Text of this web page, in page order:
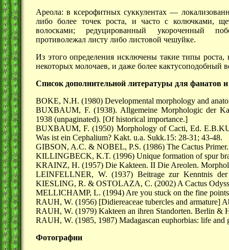
Ареола: в ксерофитных суккулентах —
либо более точек роста, и часто с колючками,
волосками; редуцированный укороченный
противолежал листу либо листовой чешуйке.
Из этого определения исключены такие типы
некоторых молочаев, и даже более кактусоподобный
Список дополнительной литературы для фанатов
BOKE, N.H. (1980) Developmental morphology and
BUXBAUM, F. (1938). Allgemeine Morphologic der
1938 (unpaginated). [Of historical importance.]
BUXBAUM, F. (1950) Morphology of Cacti, Ed.
Was ist ein Cephalium? Kakt. u.a. Sukk.15: 28-31; 43-48.
GIBSON, A.C. & NOBEL, P.S. (1986) The Cactus
KILLINGBECK, K.T. (1996) Unique formation of spur
KRAINZ, H. (1957) Die Kakteen. II Die Areolen.
LEINFELLNER, W. (1937) Beitrage zur Kenntnis der
KIESLING, R. & OSTOLAZA, C. (2002) A Cactus
MELLICHAMP, L. (1994) Are you stuck on the fine
RAUH, W. (1956) [Didiereaceae tubercles and armature]
RAUH, W. (1979) Kakteen an ihren Standorten. Berlin &
RAUH, W. (1985, 1987) Madagascan euphorbias: life
Фотографии